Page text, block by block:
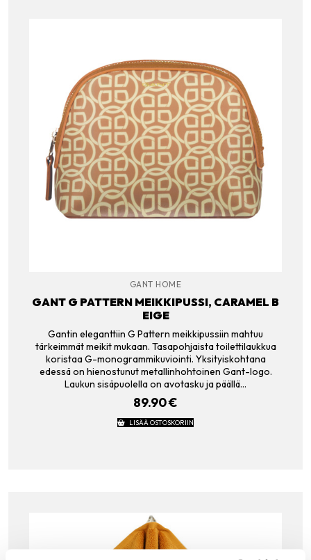
GANT HOME
GANT G PATTERN MEIKKIPUSSI, CARAMEL B
EIGE
Gantin eleganttiin G Pattern meikkipussiin mahtuu
tärkeimmät meikit mukaan. Tasapohjaista toilettilaukkua
koristaa G-monogrammikuviointi. Yksityiskohtana
edessä on hienostunut metallinhohtoinen Gant-logo.
Laukun sisäpuolella on avotasku ja päällä…
89.90€
LISÄÄ OSTOSKORIIN